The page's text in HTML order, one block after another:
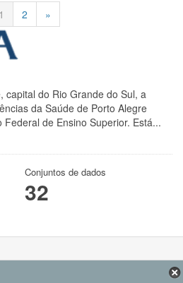
1 2 »
capital do Rio Grande do Sul, a
da Saúde de Porto Alegre
Federal de Ensino Superior. Está...
Conjuntos de dados
32